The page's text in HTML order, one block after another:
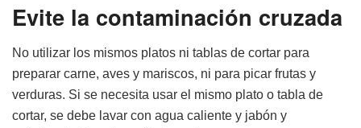
Evite la contaminación cruzada
No utilizar los mismos platos ni tablas de cortar para
preparar carne, aves y mariscos, ni para picar frutas y
verduras. Si se necesita usar el mismo plato o tabla de
cortar, se debe lavar con agua caliente y jabón y